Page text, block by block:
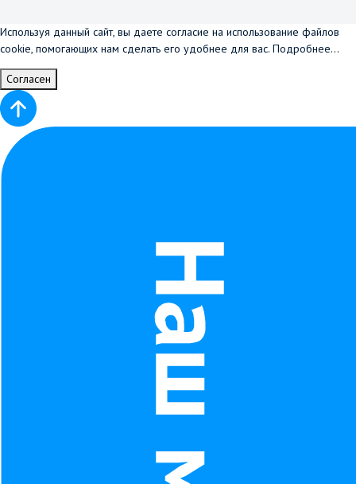
Используя данный сайт, вы даете согласие на использование файлов
cookie, помогающих нам сделать его удобнее для вас. Подробнее...
Согласен